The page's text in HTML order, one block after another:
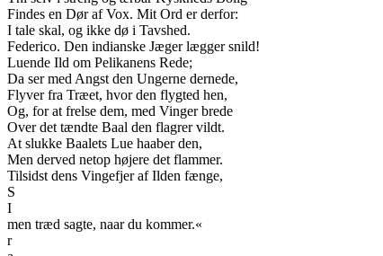
Findes en Dør af Vox. Mit Ord er derfor:
I tale skal, og ikke dø i Tavshed.
Federico. Den indianske Jæger lægger snild!
Luende Ild om Pelikanens Rede;
Da ser med Angst den Ungerne dernede,
Flyver fra Træet, hvor den flygted hen,
Og, for at frelse dem, med Vinger brede
Over det tændte Baal den flagrer vildt.
At slukke Baalets Lue haaber den,
Men derved netop højere det flammer.
Tilsidst dens Vingefjer af Ilden fænge,
S
I
men træd sagte, naar du kommer.«
r